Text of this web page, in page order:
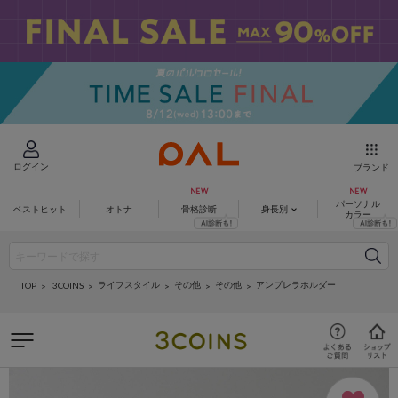
ログイン ブランド
ベストヒット オトナ 骨格診断 身長別
パーソナル
カラー
TOP 3COINS ライフスタイル その他 その他 アンブレラホルダー